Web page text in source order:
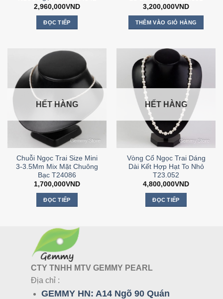
2,960,000VND
ĐỌC TIẾP
3,200,000VND
THÊM VÀO GIỎ HÀNG
HẾT HÀNG
Chuỗi Ngọc Trai Size Mini
3-3.5Mm Mix Mặt Chuông
Bạc T24086
1,700,000VND
ĐỌC TIẾP
HẾT HÀNG
Vòng Cổ Ngọc Trai Dáng
Dài Kết Hợp Hạt To Nhỏ
T23.052
4,800,000VND
ĐỌC TIẾP
CTY TNHH MTV GEMMY PEARL
Địa chỉ :
GEMMY HN: A14 Ngõ 90 Quán